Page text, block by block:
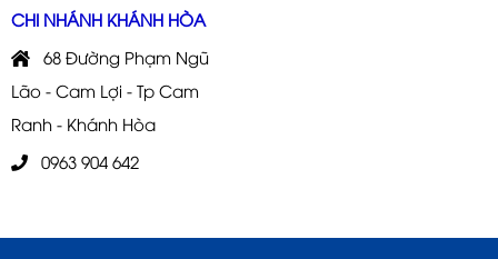
CHI NHÁNH KHÁNH HÒA
68 Đường Phạm Ngũ
Lão - Cam Lợi - Tp Cam
Ranh - Khánh Hòa
0963 904 642